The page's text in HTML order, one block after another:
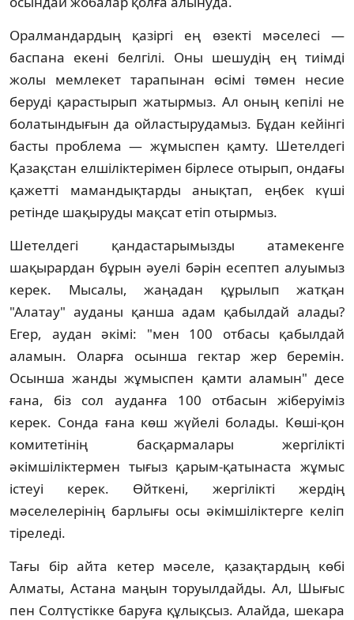
Оралмандардың қазiргi ең өзектi мәселесi —
баспана екенi белгiлi. Оны шешудiң ең тиiмдi
жолы мемлекет тарапынан өсiмi төмен несие
берудi қарастырып жатырмыз. Ал оның кепiлi не
болатындығын да ойластырудамыз. Бұдан кейiнгi
басты проблема — жұмыспен қамту. Шетелдегi
Қазақстан елшiлiктерiмен бiрлесе отырып, ондағы
қажеттi мамандықтарды анықтап, еңбек күшi
ретiнде шақыруды мақсат етiп отырмыз.
Шетелдегi қандастарымызды атамекенге
шақырардан бұрын әуелi бәрiн есептеп алуымыз
керек. Мысалы, жаңадан құрылып жатқан
"Алатау" ауданы қанша адам қабылдай алады?
Егер, аудан әкiмi: "мен 100 отбасы қабылдай
аламын. Оларға осынша гектар жер беремiн.
Осынша жанды жұмыспен қамти аламын" десе
ғана, бiз сол ауданға 100 отбасын жiберуiмiз
керек. Сонда ғана көш жүйелi болады. Көшi-қон
комитетiнiң басқармалары жергiлiктi
әкiмшiлiктермен тығыз қарым-қатынаста жұмыс
iстеуi керек. Өйткенi, жергiлiктi жердiң
мәселелерiнiң барлығы осы әкiмшiлiктерге келiп
тiреледi.
Тағы бiр айта кетер мәселе, қазақтардың көбi
Алматы, Астана маңын торуылдайды. Ал, Шығыс
пен Солтүстiкке баруға құлықсыз. Алайда, шекара